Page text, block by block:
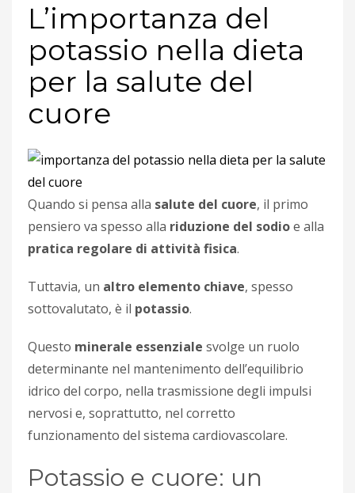
L’importanza del
potassio nella dieta
per la salute del
cuore
Quando si pensa alla salute del cuore, il primo
pensiero va spesso alla riduzione del sodioe alla
pratica regolare di attività fisica.
Tuttavia, un altro elemento chiave, spesso
sottovalutato, è il potassio.
Questo minerale essenziale svolge un ruolo
determinante nel mantenimento dell’equilibrio
idrico del corpo, nella trasmissione degli impulsi
nervosi e, soprattutto, nel corretto
funzionamento del sistema cardiovascolare.
Potassio e cuore: un